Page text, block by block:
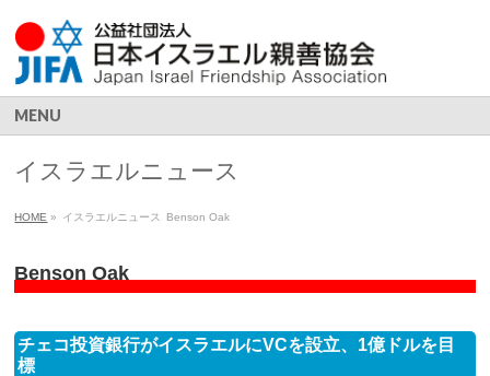
MENU
イスラエルニュース
HOME » イスラエルニュース Benson Oak
Benson Oak
チェコ投資銀行がイスラエルにVCを設立、1億ドルを目
標